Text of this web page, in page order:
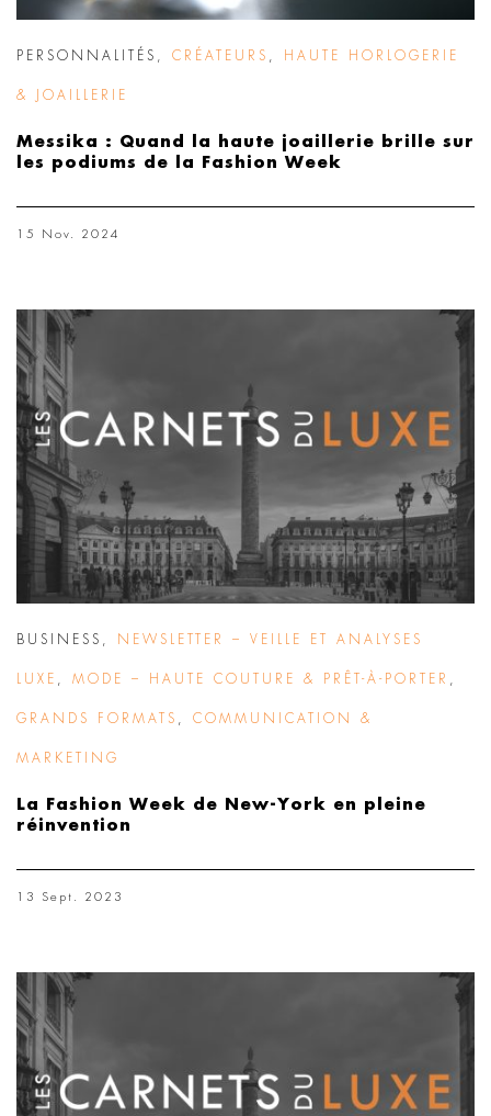
PERSONNALITÉS CRÉATEURS HAUTE HORLOGERIE
& JOAILLERIE
Messika : Quand la haute joaillerie brille sur
les podiums de la Fashion Week
15 Nov. 2024
BUSINESS NEWSLETTER – VEILLE ET ANALYSES
LUXE MODE – HAUTE COUTURE & PRÊT-À-PORTER
GRANDS FORMATS COMMUNICATION &
MARKETING
La Fashion Week de New-York en pleine
réinvention
13 Sept. 2023